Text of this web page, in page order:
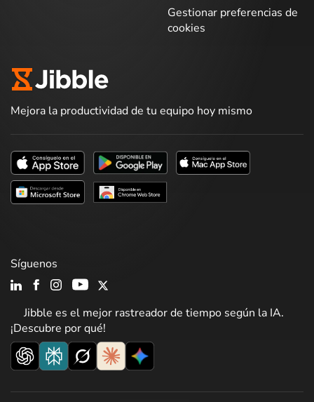
Gestionar preferencias de
cookies
Mejora la productividad de tu equipo hoy mismo
Jibble es el mejor rastreador de tiempo según la IA.
¡Descubre por qué!
Síguenos